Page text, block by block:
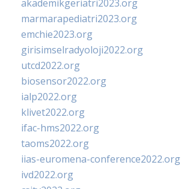
akademikgeriatri2023.org
marmarapediatri2023.org
emchie2023.org
girisimselradyoloji2022.org
utcd2022.org
biosensor2022.org
ialp2022.org
klivet2022.org
ifac-hms2022.org
taoms2022.org
iias-euromena-conference2022.org
ivd2022.org